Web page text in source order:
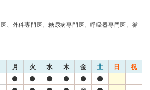
、外科専門医、糖尿病専門医、呼吸器専門医、循
月 火 水 木 金 土 日 祝